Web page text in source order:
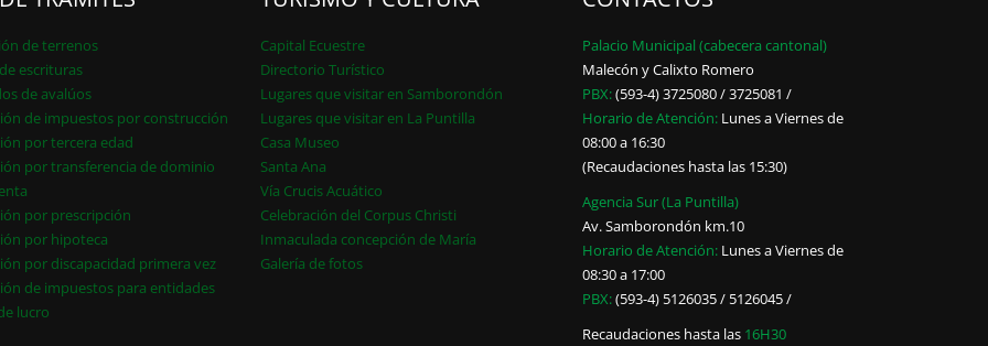
de terrenos
escrituras
de avalúos
de impuestos por construcción
por tercera edad
por transferencia de dominio
por prescripción
por hipoteca
por discapacidad primera vez
de impuestos para entidades
lucro
Capital Ecuestre
Directorio Turístico
Lugares que visitar en Samborondón
Lugares que visitar en La Puntilla
Casa Museo
Santa Ana
Vía Crucis Acuático
Celebración del Corpus Christi
Inmaculada concepción de María
Galería de fotos
Palacio Municipal (cabecera cantonal)
Malecón y Calixto Romero
PBX:(593-4) 3725080 / 3725081 /
Horario de Atención:Lunes a Viernes de
08:00 a 16:30
(Recaudaciones hasta las 15:30)
Agencia Sur (La Puntilla)
Av. Samborondón km.10
Horario de Atención:Lunes a Viernes de
08:30 a 17:00
PBX:(593-4) 5126035 / 5126045 /
Recaudaciones hasta las 16H30